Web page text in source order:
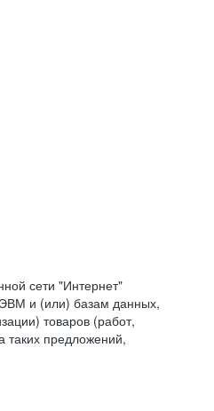
сети "Интернет"
ЭВМ и (или) базам данных,
товаров (работ,
таких предложений,